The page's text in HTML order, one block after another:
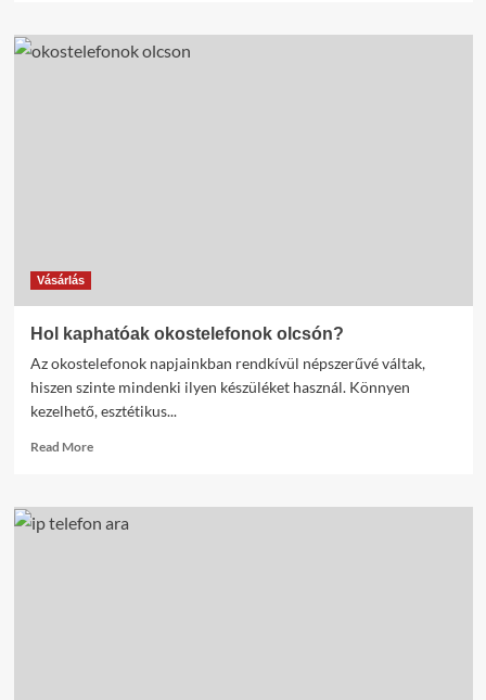
Telefon
szolgáltatás
Vásárlás
Hol kaphatóak okostelefonok olcsón?
Az okostelefonok napjainkban rendkívül népszerűvé váltak,
hiszen szinte mindenki ilyen készüléket használ. Könnyen
kezelhető, esztétikus...
Read MoreRead
Hol
kaphatóak